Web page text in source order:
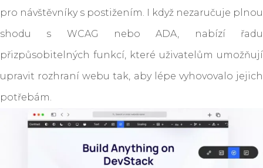
pro návštěvníky s postižením. I když nezaručuje plnou
shodu s WCAG nebo ADA, nabízí řadu
přizpůsobitelných funkcí, které uživatelům umožňují
upravit rozhraní webu tak, aby lépe vyhovovalo jejich
potřebám.